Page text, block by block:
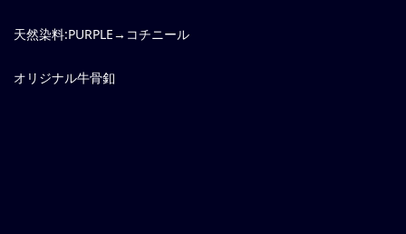
天然染料:PURPLE→コチニール
オリジナル牛骨釦